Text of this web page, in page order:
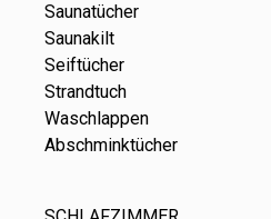
Saunatücher
Saunakilt
Seiftücher
Strandtuch
Waschlappen
Abschminktücher